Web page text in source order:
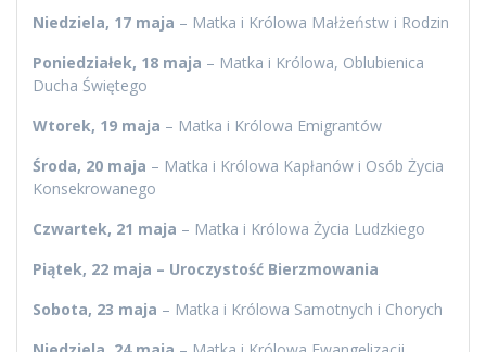
Niedziela, 17 maja – Matka i Królowa Małżeństw i Rodzin
Poniedziałek, 18 maja – Matka i Królowa, Oblubienica
Ducha Świętego
Wtorek, 19 maja – Matka i Królowa Emigrantów
Środa, 20 maja – Matka i Królowa Kapłanów i Osób Życia
Konsekrowanego
Czwartek, 21 maja – Matka i Królowa Życia Ludzkiego
Piątek, 22 maja – Uroczystość Bierzmowania
Sobota, 23 maja – Matka i Królowa Samotnych i Chorych